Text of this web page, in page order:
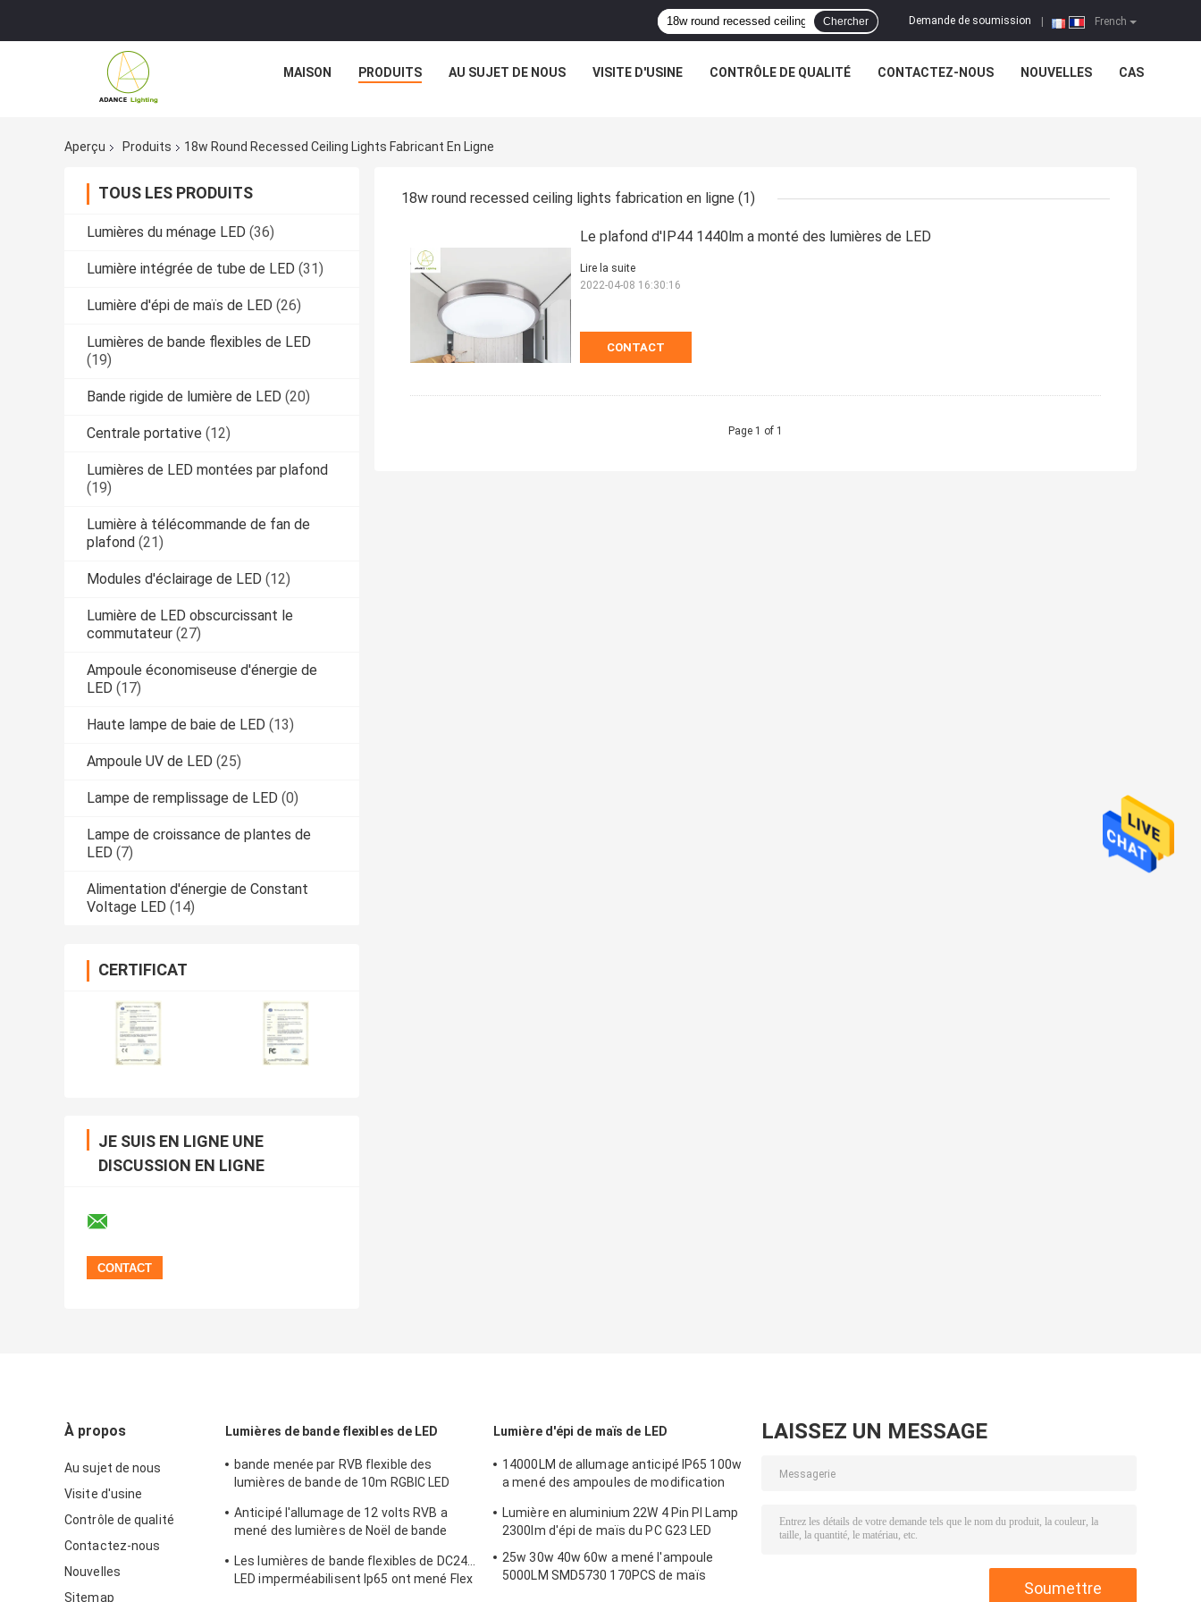
French
Demande de soumission
Chercher
MAISON PRODUITS AU SUJET DE NOUS VISITE D'USINE CONTRÔLE DE QUALITÉ CONTACTEZ-NOUS NOUVELLES CAS
Aperçu Produits 18w Round Recessed Ceiling Lights Fabricant En Ligne
TOUS LES PRODUITS
Lumières du ménage LED (36)
Lumière intégrée de tube de LED (31)
Lumière d'épi de maïs de LED (26)
Lumières de bande flexibles de LED
(19)
Bande rigide de lumière de LED (20)
Centrale portative (12)
Lumières de LED montées par plafond
(19)
Lumière à télécommande de fan de
plafond (21)
Modules d'éclairage de LED (12)
Lumière de LED obscurcissant le
commutateur (27)
Ampoule économiseuse d'énergie de
LED (17)
Haute lampe de baie de LED (13)
Ampoule UV de LED (25)
Lampe de remplissage de LED (0)
Lampe de croissance de plantes de
LED (7)
Alimentation d'énergie de Constant
Voltage LED (14)
CERTIFICAT
JE SUIS EN LIGNE UNE
DISCUSSION EN LIGNE
18w round recessed ceiling lights fabrication en ligne (1)
Le plafond d'IP44 1440lm a monté des lumières de LED
CONTACT
Lire la suite
2022-04-08 16:30:16
Page 1 of 1
À propos
Au sujet de nous
Visite d'usine
Contrôle de qualité
Contactez-nous
Nouvelles
Sitemap
Lumières de bande flexibles de LED
bande menée par RVB flexible des
lumières de bande de 10m RGBIC LED
Anticipé l'allumage de 12 volts RVB a
mené des lumières de Noël de bande
Les lumières de bande flexibles de DC24V
LED imperméabilisent Ip65 ont mené Flex
Lumière d'épi de maïs de LED
14000LM de allumage anticipé IP65 100w
a mené des ampoules de modification
Lumière en aluminium 22W 4 Pin Pl Lamp
2300lm d'épi de maïs du PC G23 LED
25w 30w 40w 60w a mené l'ampoule
5000LM SMD5730 170PCS de maïs
LAISSEZ UN MESSAGE